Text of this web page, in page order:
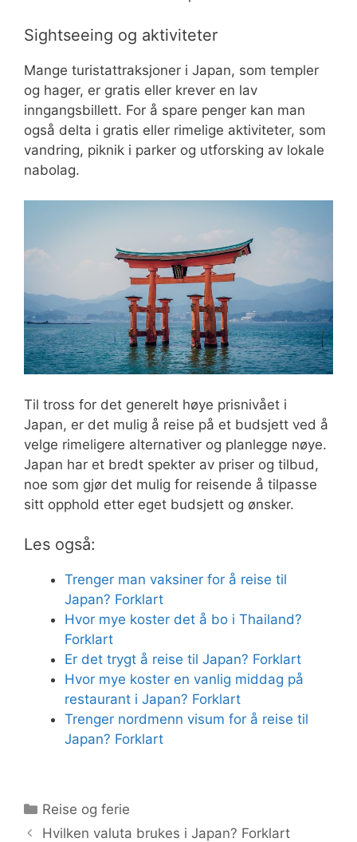
Sightseeing og aktiviteter
Mange turistattraksjoner i Japan, som templer
og hager, er gratis eller krever en lav
inngangsbillett. For å spare penger kan man
også delta i gratis eller rimelige aktiviteter, som
vandring, piknik i parker og utforsking av lokale
nabolag.
Til tross for det generelt høye prisnivået i
Japan, er det mulig å reise på et budsjett ved å
velge rimeligere alternativer og planlegge nøye.
Japan har et bredt spekter av priser og tilbud,
noe som gjør det mulig for reisende å tilpasse
sitt opphold etter eget budsjett og ønsker.
Les også:
Trenger man vaksiner for å reise til
Japan? Forklart
Hvor mye koster det å bo i Thailand?
Forklart
Er det trygt å reise til Japan? Forklart
Hvor mye koster en vanlig middag på
restaurant i Japan? Forklart
Trenger nordmenn visum for å reise til
Japan? Forklart
Kategorier
Reise og ferie
Hvilken valuta brukes i Japan? Forklart